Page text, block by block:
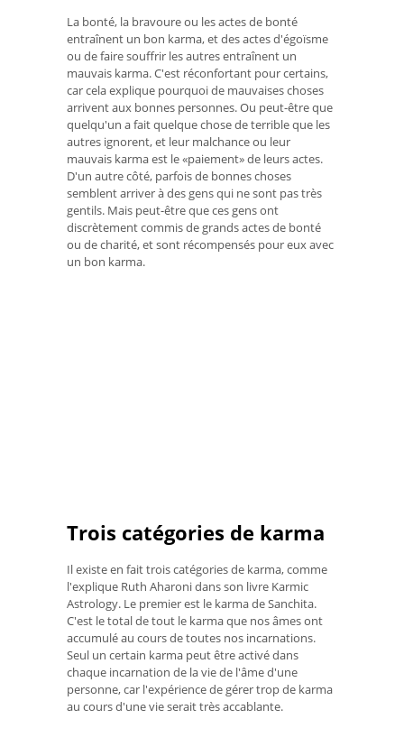
La bonté, la bravoure ou les actes de bonté
entraînent un bon karma, et des actes d'égoïsme
ou de faire souffrir les autres entraînent un
mauvais karma. C'est réconfortant pour certains,
car cela explique pourquoi de mauvaises choses
arrivent aux bonnes personnes. Ou peut-être que
quelqu'un a fait quelque chose de terrible que les
autres ignorent, et leur malchance ou leur
mauvais karma est le «paiement» de leurs actes.
D'un autre côté, parfois de bonnes choses
semblent arriver à des gens qui ne sont pas très
gentils. Mais peut-être que ces gens ont
discrètement commis de grands actes de bonté
ou de charité, et sont récompensés pour eux avec
un bon karma.
Trois catégories de karma
Il existe en fait trois catégories de karma, comme
l'explique Ruth Aharoni dans son livre Karmic
Astrology. Le premier est le karma de Sanchita.
C'est le total de tout le karma que nos âmes ont
accumulé au cours de toutes nos incarnations.
Seul un certain karma peut être activé dans
chaque incarnation de la vie de l'âme d'une
personne, car l'expérience de gérer trop de karma
au cours d'une vie serait très accablante.